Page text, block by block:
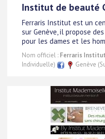
Institut de beauté
Ferraris Institut est un
sur Genève, il propose
pour les dames et les
Nom officiel : Ferraris Institut
Individuelle)
Genève